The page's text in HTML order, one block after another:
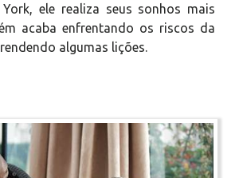
ele realiza seus sonhos mais
acaba enfrentando os riscos da
algumas lições.